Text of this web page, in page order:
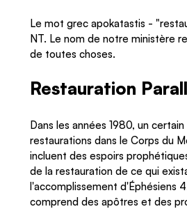
Le mot grec apokatastis -
NT. Le nom de notre ministère
de toutes choses.
Restauration
Dans les années 1980, un
restaurations dans le Corps du
incluent des espoirs
de la restauration de ce qui
l'accomplissement d'Éphésiens
comprend des apôtres et des